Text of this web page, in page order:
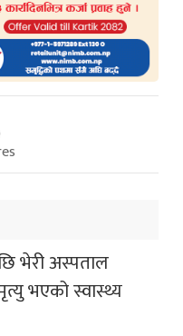
भेरी अस्पताल
भएको स्वास्थ्य